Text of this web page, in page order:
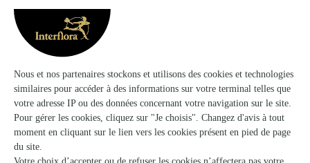
08/03/2026
Trustpilot Échantillon d'avis clients fourni via Trustpilot.
Livraison de fleurs à Étaule et autour : les
villes proches couvertes par le réseau